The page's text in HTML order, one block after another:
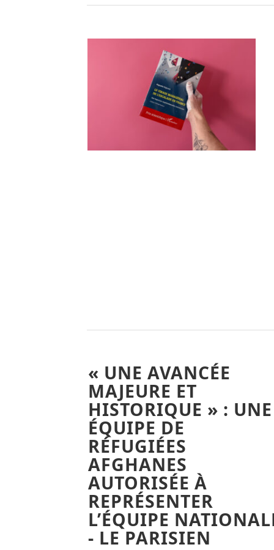
« UNE AVANCÉE
MAJEURE ET
HISTORIQUE » : UNE
ÉQUIPE DE
RÉFUGIÉES
AFGHANES
AUTORISÉE À
REPRÉSENTER
L’ÉQUIPE
- LE PARISIEN